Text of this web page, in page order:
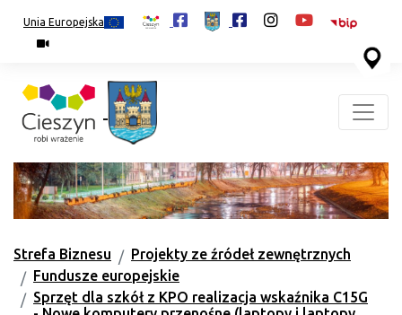
Unia Europejska
Strefa Biznesu
Projekty ze źródeł zewnętrznych
Fundusze europejskie
Sprzęt dla szkół z KPO realizacja wskaźnika C15G